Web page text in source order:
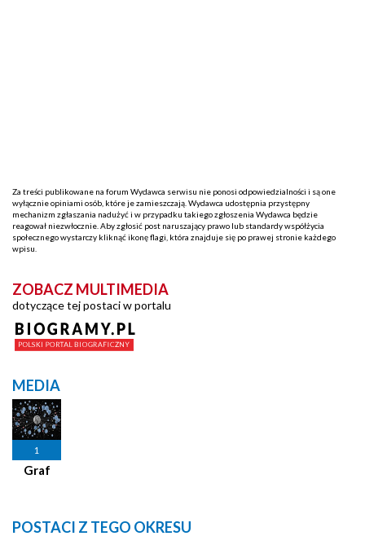
Za treści publikowane na forum Wydawca serwisu nie ponosi odpowiedzialności i są one
wyłącznie opiniami osób, które je zamieszczają. Wydawca udostępnia przystępny
mechanizm zgłaszania nadużyć i w przypadku takiego zgłoszenia Wydawca będzie
reagował niezwłocznie. Aby zgłosić post naruszający prawo lub standardy współżycia
społecznego wystarczy kliknąć ikonę flagi, która znajduje się po prawej stronie każdego
wpisu.
ZOBACZ MULTIMEDIA
dotyczące tej postaci w portalu
MEDIA
1
Graf
POSTACI Z TEGO OKRESU